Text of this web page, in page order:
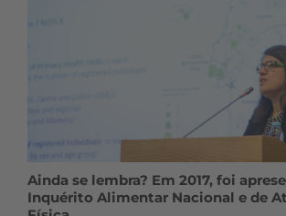
Ainda se lembra? Em 2017, foi
Inquérito Alimentar Nacional e de